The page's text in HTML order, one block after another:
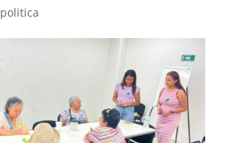
politica